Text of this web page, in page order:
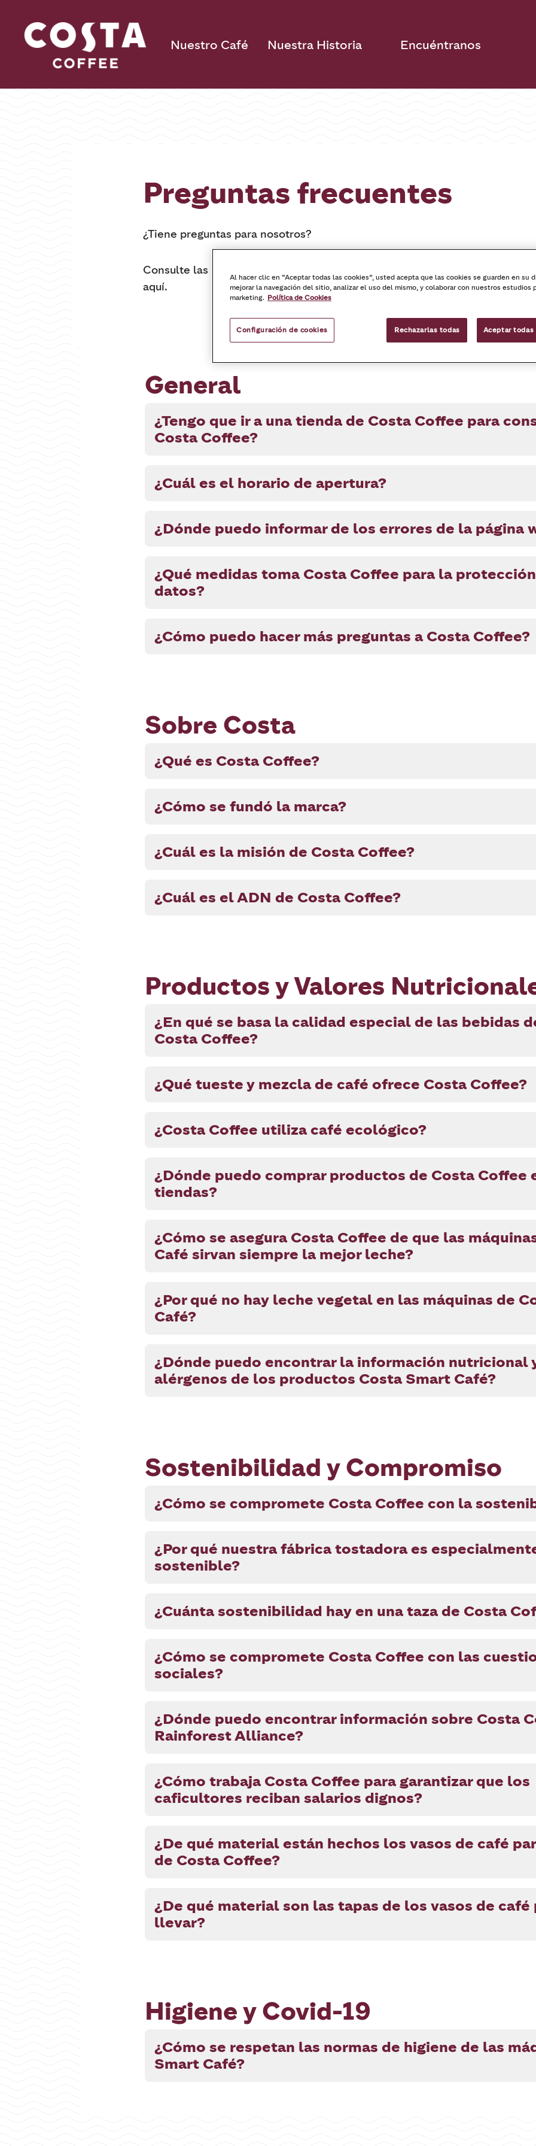
Nuestro Café Nuestra Historia Encuéntranos
Preguntas frecuentes
¿Tiene preguntas para nosotros?
Consulte las preguntas más frecuentes. Probablemente ya encontrarás
aquí.
General
¿Tengo que ir a una tienda de Costa Coffee para
Costa Coffee?
¿Cuál es el horario de apertura?
¿Dónde puedo informar de los errores de la página
¿Qué medidas toma Costa Coffee para la
datos?
¿Cómo puedo hacer más preguntas a Costa Coffee?
Sobre Costa
¿Qué es Costa Coffee?
¿Cómo se fundó la marca?
¿Cuál es la misión de Costa Coffee?
¿Cuál es el ADN de Costa Coffee?
Productos y Valores
¿En qué se basa la calidad especial de las bebidas
Costa Coffee?
¿Qué tueste y mezcla de café ofrece Costa Coffee?
¿Costa Coffee utiliza café ecológico?
¿Dónde puedo comprar productos de Costa Coffee
tiendas?
¿Cómo se asegura Costa Coffee de que las
Café sirvan siempre la mejor leche?
¿Por qué no hay leche vegetal en las máquinas de
Café?
¿Dónde puedo encontrar la información nutricional
alérgenos de los productos Costa Smart Café?
Sostenibilidad y Compromiso
¿Cómo se compromete Costa Coffee con la
¿Por qué nuestra fábrica tostadora es
sostenible?
¿Cuánta sostenibilidad hay en una taza de Costa
¿Cómo se compromete Costa Coffee con las
sociales?
¿Dónde puedo encontrar información sobre Costa
Rainforest Alliance?
¿Cómo trabaja Costa Coffee para garantizar que los
caficultores reciban salarios dignos?
¿De qué material están hechos los vasos de café
de Costa Coffee?
¿De qué material son las tapas de los vasos de café
llevar?
Higiene y Covid-19
¿Cómo se respetan las normas de higiene de las
Smart Café?
Al hacer clic en “Aceptar todas las cookies”, usted acepta que las cookies se guarden en su
mejorar la navegación del sitio, analizar el uso del mismo, y colaborar con nuestros estudios
marketing. Política de Cookies
Configuración de cookies Rechazarlas todas Aceptar todas